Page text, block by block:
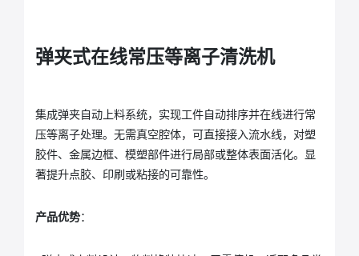
弹夹式在线常压等离子清洗机
集成弹夹自动上料系统，实现工件自动排序并在线进行常
压等离子处理。无需真空腔体，可直接接入流水线，对塑
胶件、金属边框、模塑部件进行局部或整体表面活化。显
著提升点胶、印刷或粘接的可靠性。
产品优势：